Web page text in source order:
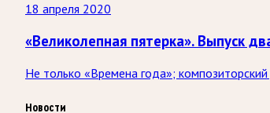
18 апреля 2020
«Великолепная пятерка». Выпуск
Не только «Времена года»;
Новости